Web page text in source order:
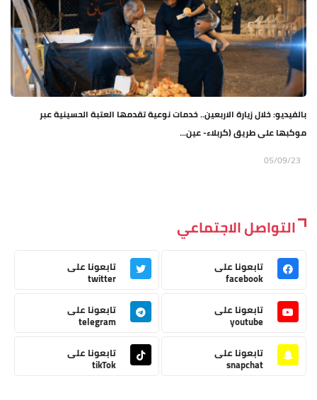
بالفيديو: خلال زيارة الاربعين.. خدمات نوعية تقدمها العتبة الحسينية عبر
موكبها على طريق (كربلاء- عين...
05/09/23
التواصل الاجتماعي
تابعونا على
facebook
تابعونا على
twitter
تابعونا على
youtube
تابعونا على
telegram
تابعونا على
snapchat
تابعونا على
tikTok